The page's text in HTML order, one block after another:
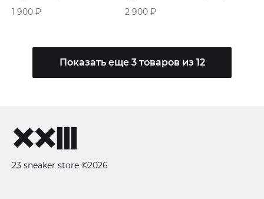
«White»
1 900 ₽
Essential Crew «White
2 900 ₽
Показать еще 3 товаров из 12
23 sneaker store ©2026